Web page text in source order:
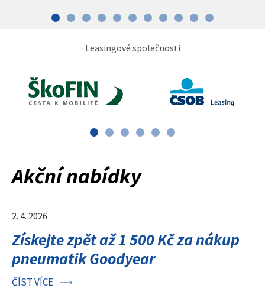
Leasingové společnosti
Akční nabídky
Získejte zpět až 1 500 Kč za nákup
pneumatik Goodyear
2. 4. 2026
ČÍST VÍCE